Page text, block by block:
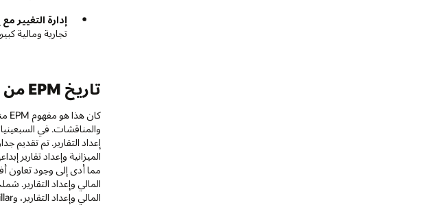
إدارة التغيير
تجارية ومالية
تاريخ EPM من الورق إلى جداول البيانات
الميزانية وإعداد تقارير
المالي وإعداد التقارير، وHyperion Pillar لعمليات التخطيط.